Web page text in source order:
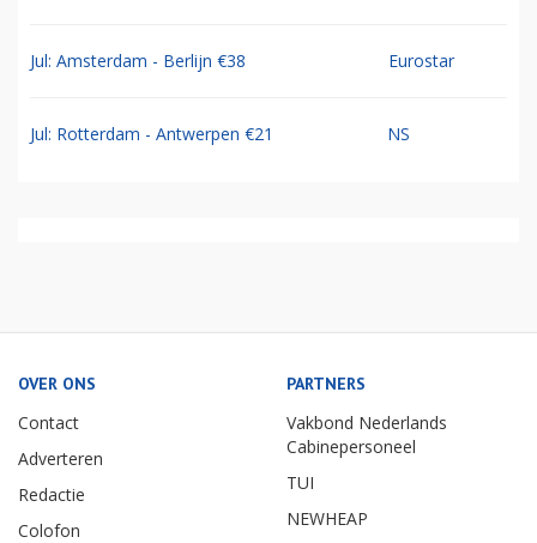
Jul: Amsterdam - Berlijn €38 Eurostar
Jul: Rotterdam - Antwerpen €21 NS
OVER ONS
Contact
Adverteren
Redactie
Colofon
PARTNERS
Vakbond Nederlands
Cabinepersoneel
TUI
NEWHEAP